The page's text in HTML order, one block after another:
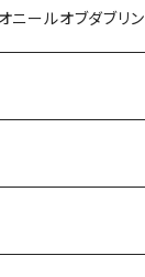
ールオブダブリン